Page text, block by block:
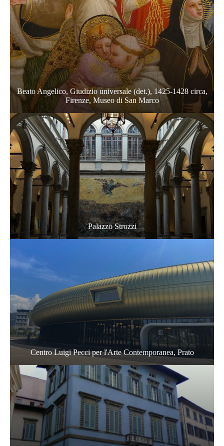
Beato Angelico, Giudizio universale (det.), 1425-1428 circa,
Firenze, Museo di San Marco
Palazzo Strozzi
Centro Luigi Pecci per l'Arte Contemporanea, Prato